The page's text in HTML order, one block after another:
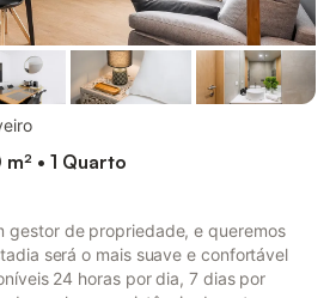
• 1 Quarto
gestor de propriedade, e queremos
será o mais suave e confortável
24 horas por dia, 7 dias por